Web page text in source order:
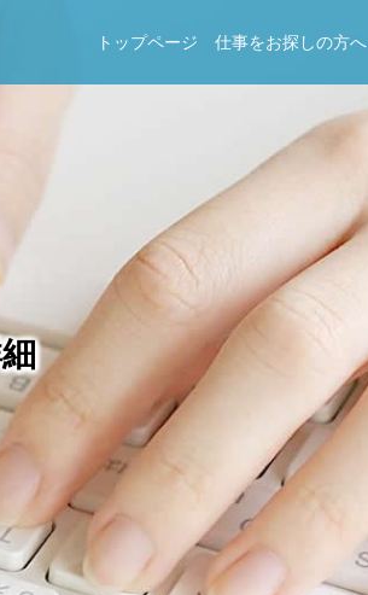
トップページ 仕事をお探しの方へ